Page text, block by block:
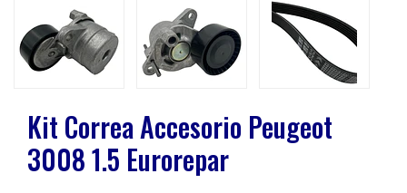
Kit Correa Accesorio Peugeot
3008 1.5 Eurorepar